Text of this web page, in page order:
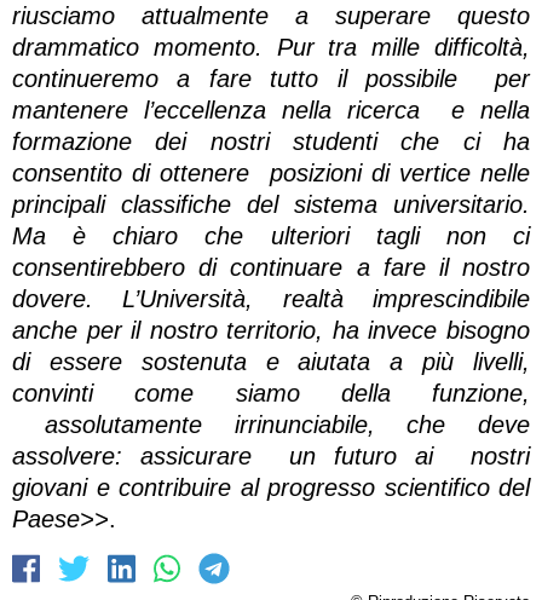
riusciamo attualmente a superare questo
drammatico momento. Pur tra mille difficoltà,
continueremo a fare tutto il possibile per
mantenere l’eccellenza nella ricerca e nella
formazione dei nostri studenti che ci ha
consentito di ottenere posizioni di vertice nelle
principali classifiche del sistema universitario.
Ma è chiaro che ulteriori tagli non ci
consentirebbero di continuare a fare il nostro
dovere. L’Università, realtà imprescindibile
anche per il nostro territorio, ha invece bisogno
di essere sostenuta e aiutata a più livelli,
convinti come siamo della funzione,
assolutamente irrinunciabile, che deve
assolvere: assicurare un futuro ai nostri
giovani e contribuire al progresso scientifico del
Paese>>.